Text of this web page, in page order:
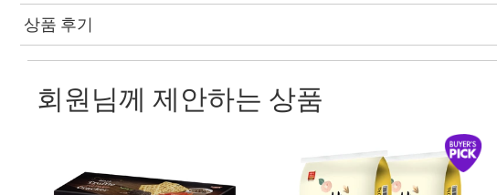
상품 후기
회원님께 제안하는 상품